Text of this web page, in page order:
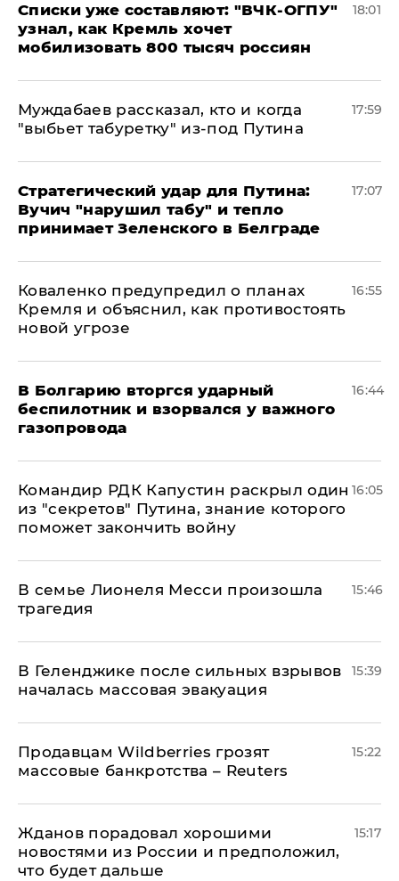
Списки уже составляют: "ВЧК-ОГПУ"
узнал, как Кремль хочет
мобилизовать 800 тысяч россиян
18:01
Муждабаев рассказал, кто и когда
"выбьет табуретку" из-под Путина
17:59
Стратегический удар для Путина:
Вучич "нарушил табу" и тепло
принимает Зеленского в Белграде
17:07
Коваленко предупредил о планах
Кремля и объяснил, как противостоять
новой угрозе
16:55
В Болгарию вторгся ударный
беспилотник и взорвался у важного
газопровода
16:44
Командир РДК Капустин раскрыл один
из "секретов" Путина, знание которого
поможет закончить войну
16:05
В семье Лионеля Месси произошла
трагедия
15:46
В Геленджике после сильных взрывов
началась массовая эвакуация
15:39
Продавцам Wildberries грозят
массовые банкротства – Reuters
15:22
Жданов порадовал хорошими
новостями из России и предположил,
что будет дальше
15:17